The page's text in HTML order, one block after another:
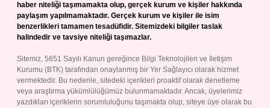
haber niteliği taşımamakta olup, gerçek kurum ve kişiler hakkında
paylaşım yapılmamaktadır. Gerçek kurum ve kişiler ile isim
benzerlikleri tamamen tesadüfidir. Sitemizdeki bilgiler taslak
halindedir ve tavsiye niteliği taşımazlar.
Sitemiz, 5651 Sayılı Kanun gereğince Bilgi Teknolojileri ve İletişim
Kurumu (BTK) tarafından onaylanmış bir Yer Sağlayıcı olarak hizmet
vermektedir. Bu nedenle, sitedeki içerikleri proaktif olarak denetleme
veya araştırma yükümlülüğümüz bulunmamaktadır. Ancak, üyelerimiz
yazdıkları içeriklerin sorumluluğunu taşımakta olup, siteye üye olarak bu